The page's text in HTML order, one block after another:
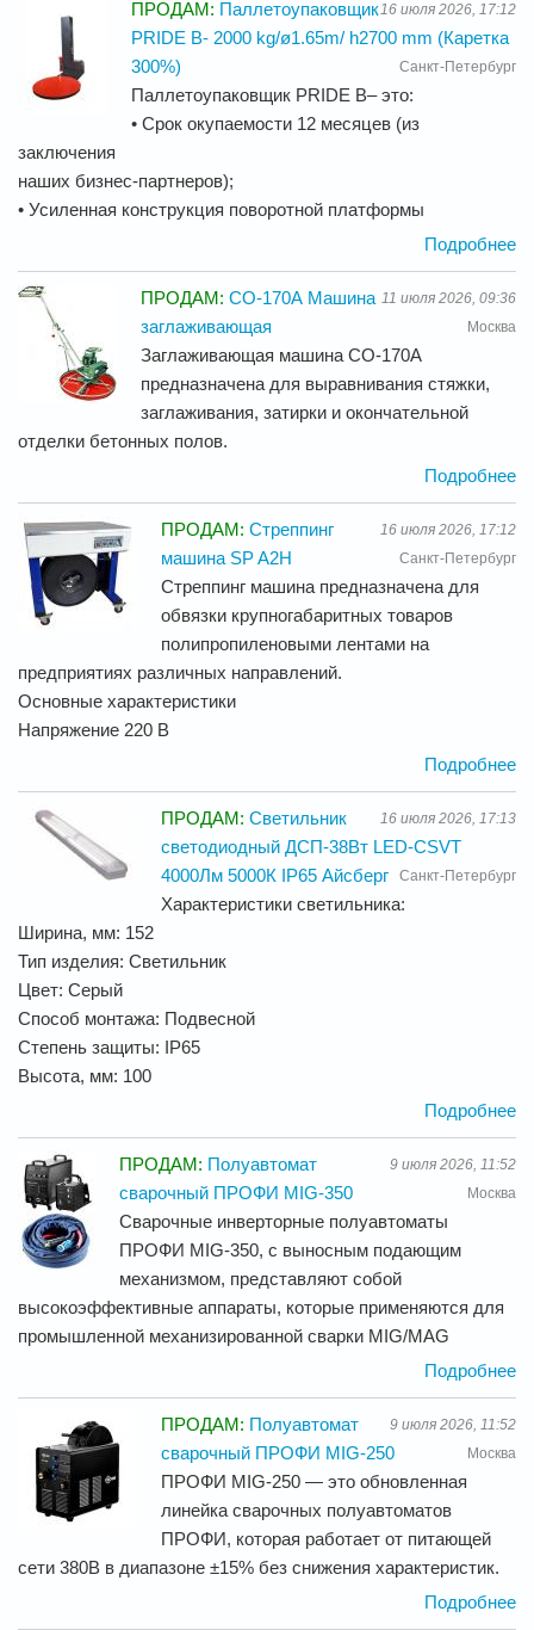
16 июля 2026, 17:12
ПРОДАМ: Паллетоупаковщик
PRIDE В- 2000 kg/ø1.65m/ h2700 mm (Каретка
300%)
Санкт-Петербург
Паллетоупаковщик PRIDE В– это:
• Срок окупаемости 12 месяцев (из
заключения
наших бизнес-партнеров);
• Усиленная конструкция поворотной платформы
Подробнее
11 июля 2026, 09:36
ПРОДАМ: СО-170А Машина
заглаживающая
Москва
Заглаживающая машина СО-170А
предназначена для выравнивания стяжки,
заглаживания, затирки и окончательной
отделки бетонных полов.
Подробнее
16 июля 2026, 17:12
ПРОДАМ: Стреппинг
машина SP A2H
Санкт-Петербург
Стреппинг машина предназначена для
обвязки крупногабаритных товаров
полипропиленовыми лентами на
предприятиях различных направлений.
Основные характеристики
Напряжение 220 В
Подробнее
16 июля 2026, 17:13
ПРОДАМ: Светильник
светодиодный ДСП-38Вт LED-CSVT
4000Лм 5000К IP65 Айсберг
Санкт-Петербург
Характеристики светильника:
Ширина, мм: 152
Тип изделия: Светильник
Цвет: Серый
Способ монтажа: Подвесной
Степень защиты: IP65
Высота, мм: 100
Подробнее
9 июля 2026, 11:52
ПРОДАМ: Полуавтомат
сварочный ПРОФИ MIG-350
Москва
Сварочные инверторные полуавтоматы
ПРОФИ MIG-350, с выносным подающим
механизмом, представляют собой
высокоэффективные аппараты, которые применяются для
промышленной механизированной сварки MIG/MAG
Подробнее
9 июля 2026, 11:52
ПРОДАМ: Полуавтомат
сварочный ПРОФИ MIG-250
Москва
ПРОФИ MIG-250 — это обновленная
линейка сварочных полуавтоматов
ПРОФИ, которая работает от питающей
сети 380В в диапазоне ±15% без снижения характеристик.
Подробнее